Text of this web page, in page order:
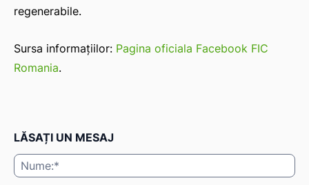
regenerabile.
Sursa informațiilor: Pagina oficiala Facebook FIC
Romania.
LĂSAȚI UN MESAJ